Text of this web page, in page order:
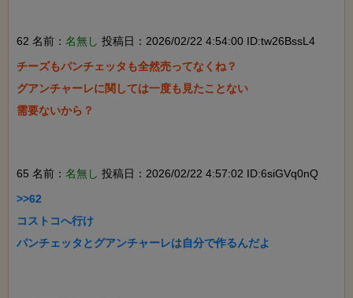
62 名前： 名無し 投稿日：2026/02/22 4:54:00 ID:tw26BssL4
チーズもパンチェッタも全然売ってなくね？
グアンチャーレに関しては一度も見たことない
需要ないから？
65 名前： 名無し 投稿日：2026/02/22 4:57:02 ID:6siGVq0nQ
>>62
コストコへ行け
パンチェッタとグアンチャーレは自分で作るんだよ